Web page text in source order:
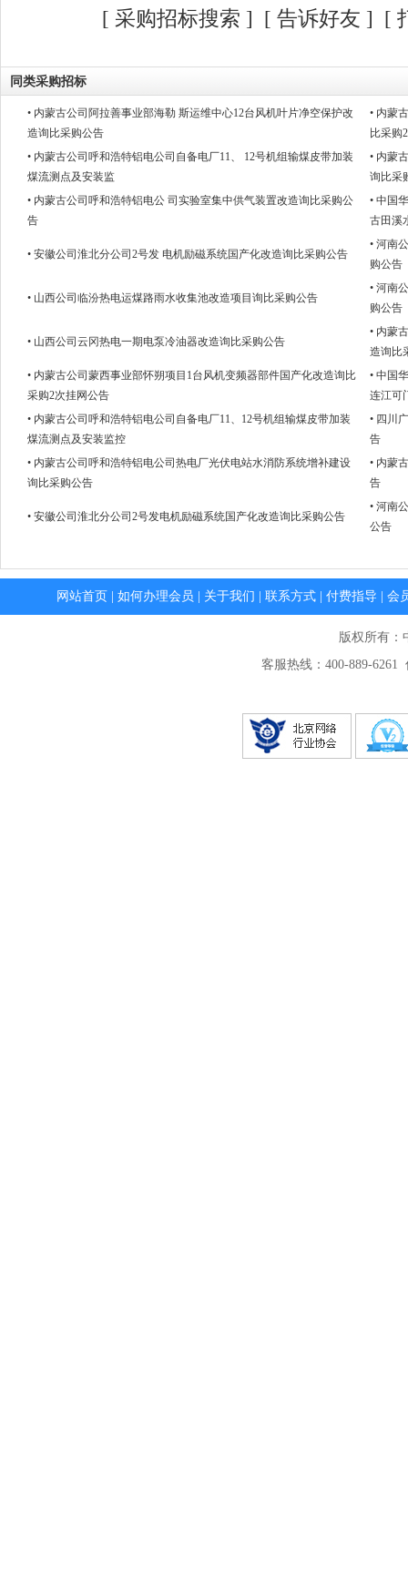
[ 采购招标搜索 ] [ 告诉好友 ] [
同类采购招标
• 内蒙古公司阿拉善事业部海勒 斯运维中心12台风机叶片净空保护改
造询比采购公告
• 内蒙
比采购
• 内蒙古公司呼和浩特铝电公司自备电厂11、 12号机组输煤皮带加装
煤流测点及安装监
• 内蒙
询比采
• 内蒙古公司呼和浩特铝电公 司实验室集中供气装置改造询比采购公
告
• 中国
古田溪
• 安徽公司淮北分公司2号发 电机励磁系统国产化改造询比采购公告
• 河南
购公告
• 山西公司临汾热电运煤路雨水收集池改造项目询比采购公告
• 河南
购公告
• 山西公司云冈热电一期电泵冷油器改造询比采购公告
• 内蒙
造询比
• 内蒙古公司蒙西事业部怀朔项目1台风机变频器部件国产化改造询比
采购2次挂网公告
• 中国
连江可
• 内蒙古公司呼和浩特铝电公司自备电厂11、12号机组输煤皮带加装
煤流测点及安装监控
• 四川
告
• 内蒙古公司呼和浩特铝电公司热电厂光伏电站水消防系统增补建设
询比采购公告
• 内蒙
告
• 安徽公司淮北分公司2号发电机励磁系统国产化改造询比采购公告
• 河南
公告
网站首页 如何办理会员 关于我们 联系方式 付费指导 会
版权所有
客服热线：400-889-6261